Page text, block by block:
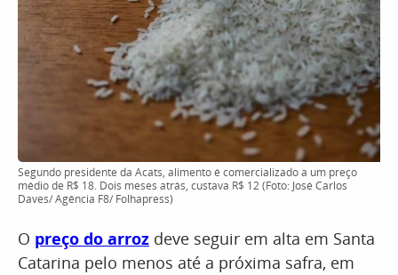
Segundo presidente da Acats, alimento é comercializado a um preço
médio de R$ 18. Dois meses atrás, custava R$ 12 (Foto: José Carlos
Daves/ Agência F8/ Folhapress)
O preço do arroz deve seguir em alta em Santa
Catarina pelo menos até a próxima safra, em